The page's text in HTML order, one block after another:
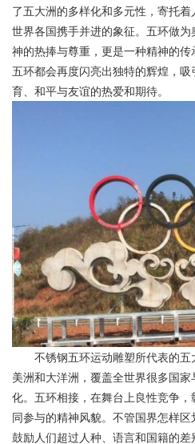
了五大洲的多样化和多元性，寄托
世界各国携手并进的象征。五环做
神的热捧与尊重，更是一种精神的传
五环都会再度闪亮出独特的辉煌，
育、和平与友谊的热爱和期待。
不锈钢五环运动雕塑所代表的五
美洲和大洋洲，覆盖全世界很多国
化。五环相接，在舞台上良性竞争
同参与的精神风貌。不管国界怎样区
鼓励人们超过人种、语言和国籍的